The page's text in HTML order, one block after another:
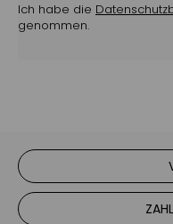
Ich habe die
genommen.